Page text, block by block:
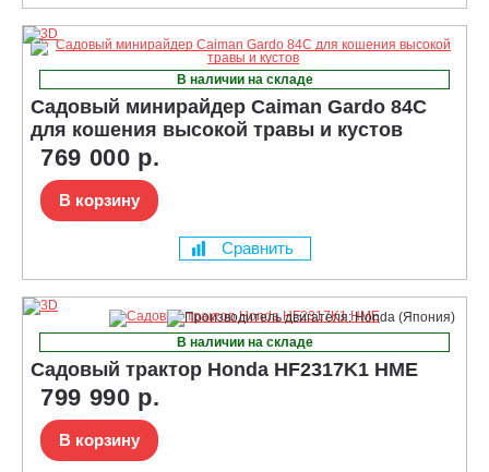
В наличии на складе
Садовый минирайдер Caiman Gardo 84C
для кошения высокой травы и кустов
769 000 р.
В корзину
Сравнить
В наличии на складе
Садовый трактор Honda HF2317K1 HME
799 990 р.
В корзину